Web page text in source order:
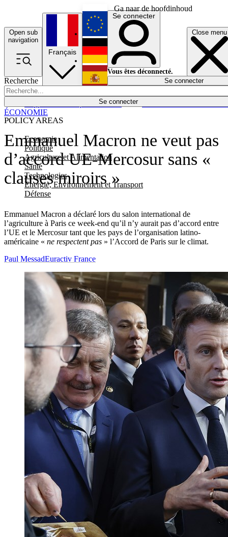
Ga naar de hoofdinhoud
Open sub
navigation
Close menu
Recherche
Se connecter
POLICY AREAS
Economie
Politique
Agriculture et Alimentation
Santé
Technologies
Energie, Environnement et Transport
Défense
Économie
Français
English
Deutsch
Español
Se connecter
Vous êtes déconnecté.
Se connecter
Emmanuel Macron ne veut pas
d’accord UE-Mercosur sans «
clauses miroirs »
Emmanuel Macron a déclaré lors du salon international de
l’agriculture à Paris ce week-end qu’il n’y aurait pas d’accord entre
l’UE et le Mercosur tant que les pays de l’organisation latino-
américaine « ne respectent pas » l’Accord de Paris sur le climat.
ÉCONOMIE
Paul MessadEuractiv France